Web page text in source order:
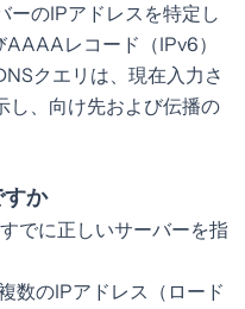
ーのIPアドレスを特定し
レコード（IPv6）
クエリは、現在入力さ
し、向け先および伝播の
か
でに正しいサーバーを指
数のIPアドレス（ロード